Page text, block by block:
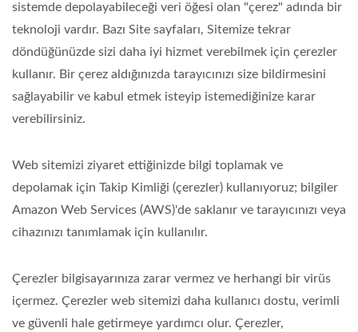
sistemde depolayabileceği veri öğesi olan "çerez" adında bir
teknoloji vardır. Bazı Site sayfaları, Sitemize tekrar
döndüğünüzde sizi daha iyi hizmet verebilmek için çerezler
kullanır. Bir çerez aldığınızda tarayıcınızı size bildirmesini
sağlayabilir ve kabul etmek isteyip istemediğinize karar
verebilirsiniz.
Web sitemizi ziyaret ettiğinizde bilgi toplamak ve
depolamak için Takip Kimliği (çerezler) kullanıyoruz; bilgiler
Amazon Web Services (AWS)'de saklanır ve tarayıcınızı veya
cihazınızı tanımlamak için kullanılır.
Çerezler bilgisayarınıza zarar vermez ve herhangi bir virüs
içermez. Çerezler web sitemizi daha kullanıcı dostu, verimli
ve güvenli hale getirmeye yardımcı olur. Çerezler,